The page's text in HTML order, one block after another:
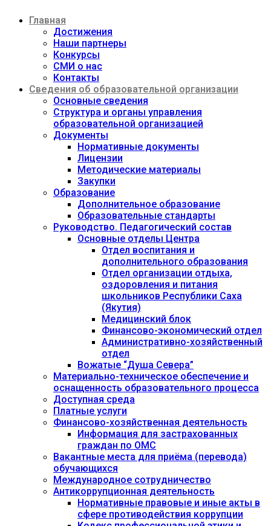
содержимому
Главная
Достижения
Наши партнеры
Конкурсы
СМИ о нас
Контакты
Сведения об образовательной организации
Основные сведения
Структура и органы управления
образовательной организацией
Документы
Нормативные документы
Лицензии
Методические материалы
Закупки
Образование
Дополнительное образование
Образовательные стандарты
Руководство. Педагогический состав
Основные отделы Центра
Отдел воспитания и
дополнительного образования
Отдел организации отдыха,
оздоровления и питания
школьников Республики Саха
(Якутия)
Медицинский блок
Финансово-экономический отдел
Административно-хозяйственный
отдел
Вожатые “Душа Севера”
Материально-техническое обеспечение и
оснащенность образовательного процесса
Доступная среда
Платные услуги
Финансово-хозяйственная деятельность
Информация для застрахованных
граждан по ОМС
Вакантные места для приёма (перевода)
обучающихся
Международное сотрудничество
Антикоррупционная деятельность
Нормативные правовые и иные акты в
сфере противодействия коррупции